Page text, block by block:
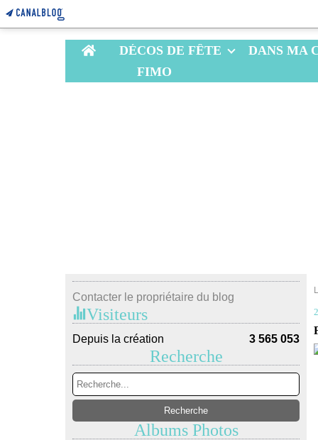
Home DÉCOS DE FÊTE
DANS MA
FIMO
Contacter le propriétaire du blog
Visiteurs
Depuis la création 3 565 053
Recherche
Albums Photos